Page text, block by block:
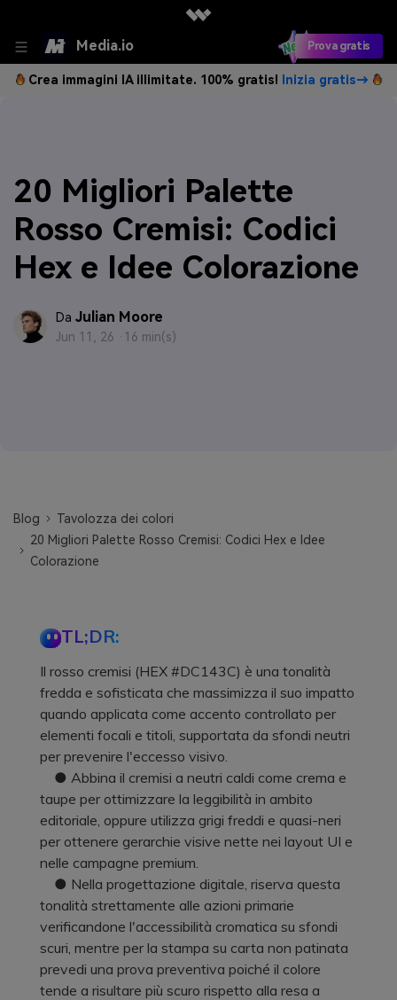
Media.io Prova gratis
Crea immagini IA illimitate. 100% gratis! Inizia gratis→
20 Migliori Palette
Rosso Cremisi: Codici
Hex e Idee Colorazione
Da Julian Moore
Jun 11, 26 · 16 min(s)
Blog
Tavolozza dei colori
20 Migliori Palette Rosso Cremisi: Codici Hex e Idee
Colorazione
TL;DR:
Il rosso cremisi (HEX #DC143C) è una tonalità
fredda e sofisticata che massimizza il suo impatto
quando applicata come accento controllato per
elementi focali e titoli, supportata da sfondi neutri
per prevenire l'eccesso visivo.
● Abbina il cremisi a neutri caldi come crema e
taupe per ottimizzare la leggibilità in ambito
editoriale, oppure utilizza grigi freddi e quasi-neri
per ottenere gerarchie visive nette nei layout UI e
nelle campagne premium.
● Nella progettazione digitale, riserva questa
tonalità strettamente alle azioni primarie
verificandone l'accessibilità cromatica su sfondi
scuri, mentre per la stampa su carta non patinata
prevedi una prova preventiva poiché il colore
tende a risultare più scuro rispetto alla resa a